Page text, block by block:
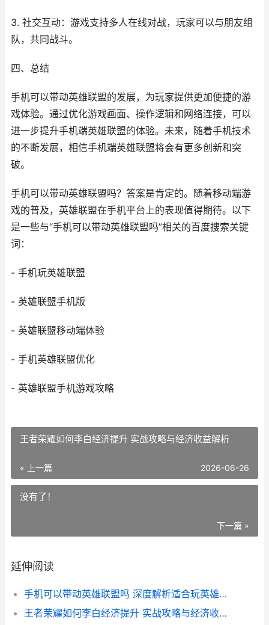
3. 社交互动：游戏支持多人在线对战，玩家可以与朋友组
队，共同战斗。
四、总结
手机可以带动英雄联盟的发展，为玩家提供更加便捷的游
戏体验。通过优化游戏画面、操作逻辑和网络连接，可以
进一步提升手机端英雄联盟的体验。未来，随着手机技术
的不断发展，相信手机端英雄联盟将会有更多创新和突
破。
手机可以带动英雄联盟吗？答案是肯定的。随着移动端游
戏的普及，英雄联盟在手机平台上的表现值得期待。以下
是一些与“手机可以带动英雄联盟吗”相关的百度搜索关键
词：
- 手机玩英雄联盟
- 英雄联盟手机版
- 英雄联盟移动端体验
- 手机英雄联盟优化
- 英雄联盟手机游戏攻略
王者荣耀如何李白经济提升 实战攻略与经济收益解析
« 上一篇 2026-06-26
没有了！
下一篇 »
延伸阅读
手机可以带动英雄联盟吗 深度解析适合玩英雄联盟的手机配置与选购指南
王者荣耀如何李白经济提升 实战攻略与经济收益解析